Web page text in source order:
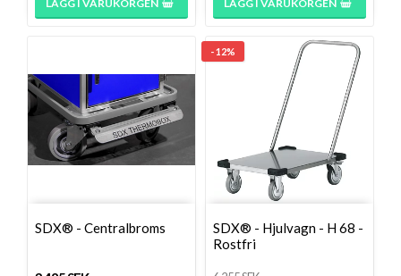
LÄGG I VARUKORGEN LÄGG I VARUKORGEN
SDX® - Centralbroms
- 12%
SDX® - Hjulvagn - H 68 -
Rostfri